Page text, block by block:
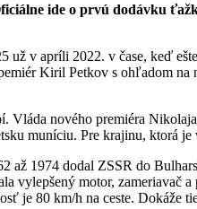
ide o prvú dodávku
v apríli 2022. v čase, keď
Kiril Petkov s ohľadom
Vláda nového premiéra
muníciu. Pre krajinu, ktorá
1974 dodal ZSSR do
vylepšený motor,
je 80 km/h na ceste. Dokáže